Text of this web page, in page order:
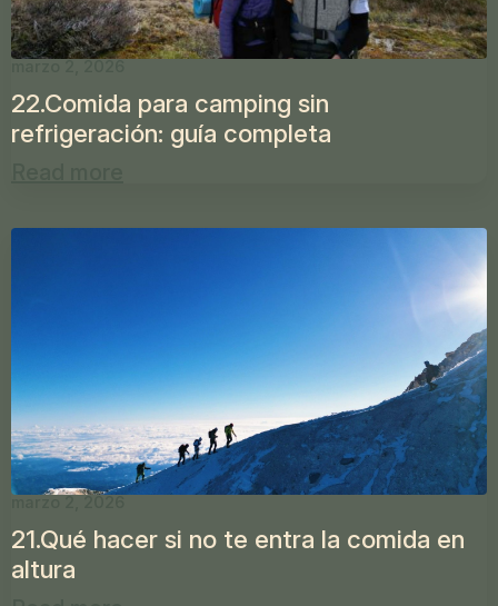
22.Comida para camping sin
refrigeración: guía completa
21.Qué hacer si no te entra la comida en
altura